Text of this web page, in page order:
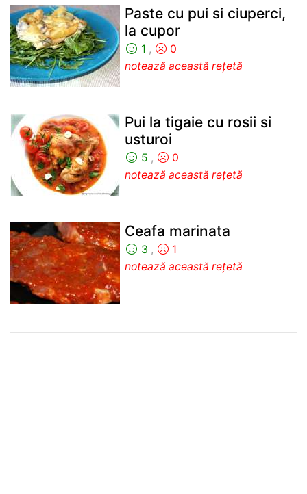
Paste cu pui si ciuperci,
la cupor
1 ,
0
notează această rețetă
Pui la tigaie cu rosii si
usturoi
5 ,
0
notează această rețetă
Ceafa marinata
3 ,
1
notează această rețetă